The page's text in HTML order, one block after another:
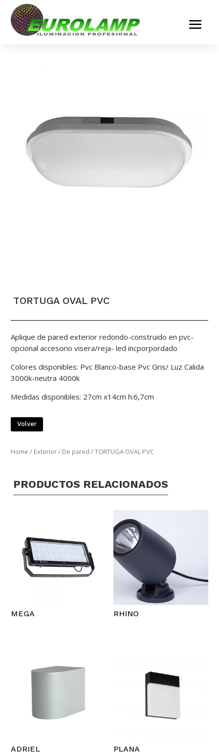
TORTUGA OVAL PVC
Aplique de pared exterior redondo-construido en pvc-
opcional accesorio visera/reja- led incporpordado
Colores disponibles: Pvc Blanco-base Pvc Gris/ Luz Calida
3000k-neutra 4000k
Medidas disponibles: 27cm x14cm h:6,7cm
Volver
Home / Exterior/ De pared / TORTUGA OVAL PVC
PRODUCTOS RELACIONADOS
MEGA RHINO
ADRIEL PLANA